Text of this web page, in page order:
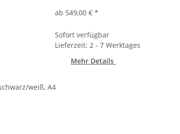
ab 549,00 €*
Sofort verfügbar
Lieferzeit: 2 - 7 Werktages
Mehr Details
weiß, A4